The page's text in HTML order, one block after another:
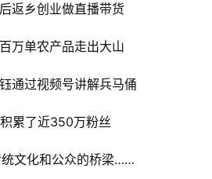
返乡创业做直播带货
万单农产品走出大山
通过视频号讲解兵马俑
累了近350万粉丝
统文化和公众的桥梁……